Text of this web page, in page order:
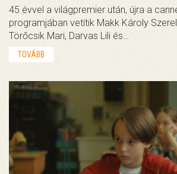
45 évvel a világpremier után, újra a
programjában vetítik Makk Károly
Törőcsik Mari, Darvas Lili és…
TOVÁBB